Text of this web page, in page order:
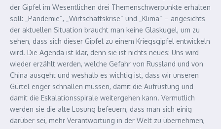
der Gipfel im Wesentlichen drei Themenschwerpunkte erhalten
soll: „Pandemie“, „Wirtschaftskrise“ und „Klima“ – angesichts
der aktuellen Situation braucht man keine Glaskugel, um zu
sehen, dass sich dieser Gipfel zu einem Kriegsgipfel entwickeln
wird. Die Agenda ist klar, denn sie ist nichts neues: Uns wird
wieder erzählt werden, welche Gefahr von Russland und von
China ausgeht und weshalb es wichtig ist, dass wir unseren
Gürtel enger schnallen müssen, damit die Aufrüstung und
damit die Eskalationsspirale weitergehen kann. Vermutlich
werden sie die alte Losung befeuern, dass man sich einig
darüber sei, mehr Verantwortung in der Welt zu übernehmen,